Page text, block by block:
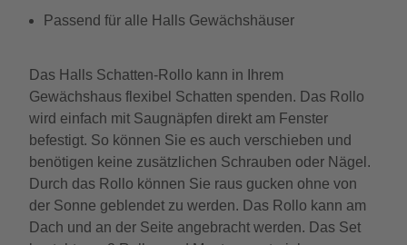
Passend für alle Halls Gewächshäuser
Das Halls Schatten-Rollo kann in Ihrem
Gewächshaus flexibel Schatten spenden. Das Rollo
wird einfach mit Saugnäpfen direkt am Fenster
befestigt. So können Sie es auch verschieben und
benötigen keine zusätzlichen Schrauben oder Nägel.
Durch das Rollo können Sie raus gucken ohne von
der Sonne geblendet zu werden. Das Rollo kann am
Dach und an der Seite angebracht werden. Das Set